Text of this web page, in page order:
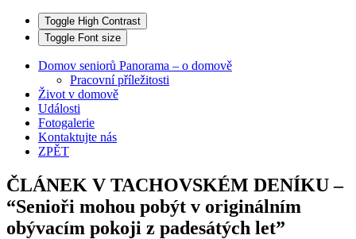
Toggle High Contrast
Toggle Font size
Domov seniorů Panorama – o domově
Pracovní příležitosti
Život v domově
Události
Fotogalerie
Kontaktujte nás
ZPĚT
ČLÁNEK V TACHOVSKÉM DENÍKU –
“Senioři mohou pobýt v originálním
obývacím pokoji z padesátých let”